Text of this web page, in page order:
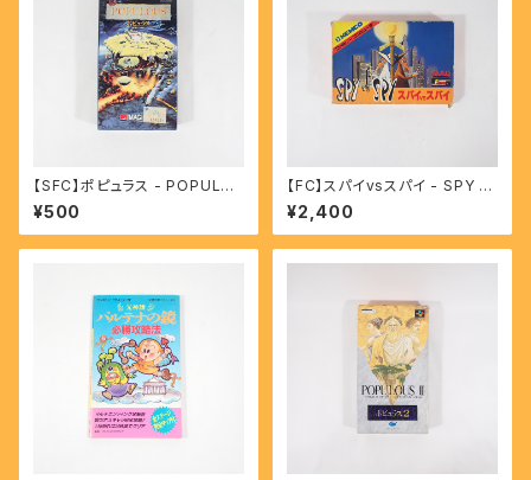
【SFC】ポピュラス - POPULO
US
¥500
【FC】スパイvsスパイ - SPY V
S SPY
¥2,400